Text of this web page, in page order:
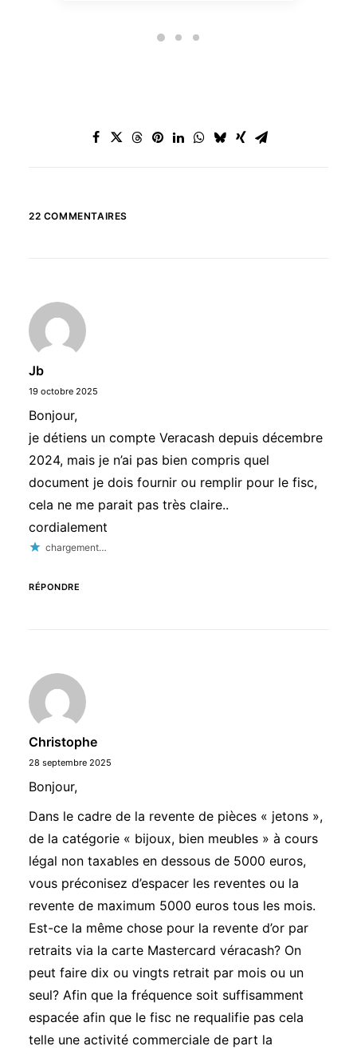
22 COMMENTAIRES
Jb
19 octobre 2025
Bonjour,
je détiens un compte Veracash depuis décembre
2024, mais je n’ai pas bien compris quel
document je dois fournir ou remplir pour le fisc,
cela ne me parait pas très claire..
cordialement
chargement…
RÉPONDRE
Christophe
28 septembre 2025
Bonjour,
Dans le cadre de la revente de pièces « jetons »,
de la catégorie « bijoux, bien meubles » à cours
légal non taxables en dessous de 5000 euros,
vous préconisez d’espacer les reventes ou la
revente de maximum 5000 euros tous les mois.
Est-ce la même chose pour la revente d’or par
retraits via la carte Mastercard véracash? On
peut faire dix ou vingts retrait par mois ou un
seul? Afin que la fréquence soit suffisamment
espacée afin que le fisc ne requalifie pas cela
telle une activité commerciale de part la